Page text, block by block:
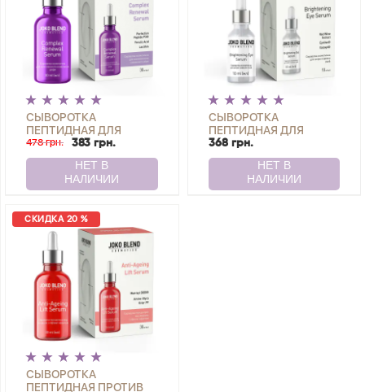
СЫВОРОТКА
ПЕПТИДНАЯ ДЛЯ
ВОССТАНОВЛЕНИЯ
КОЖИ COMPLEX
RENEWAL SERUM JOKO
BLEND 30 МЛ
478 грн. 383 грн.
СЫВОРОТКА
ПЕПТИДНАЯ ДЛЯ
КОЖИ ВОКРУГ ГЛАЗ
BRIGHTENING EYE
SERUM JOKO BLEND 10
368 грн.
СКИДКА 20 %
СЫВОРОТКА
ПЕПТИДНАЯ ПРОТИВ